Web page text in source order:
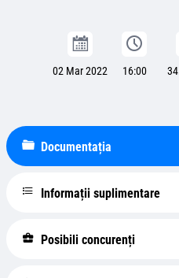
02 Mar 2022 16:00
Documentația
Informații suplimentare
Posibili concurenți